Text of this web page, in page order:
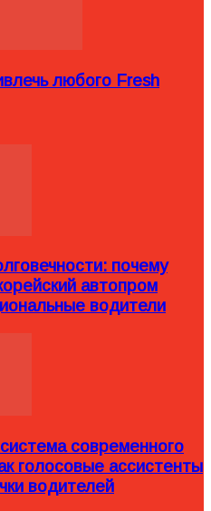
любого Fresh
почему
автопром
водители
современного
голосовые ассистенты
водителей